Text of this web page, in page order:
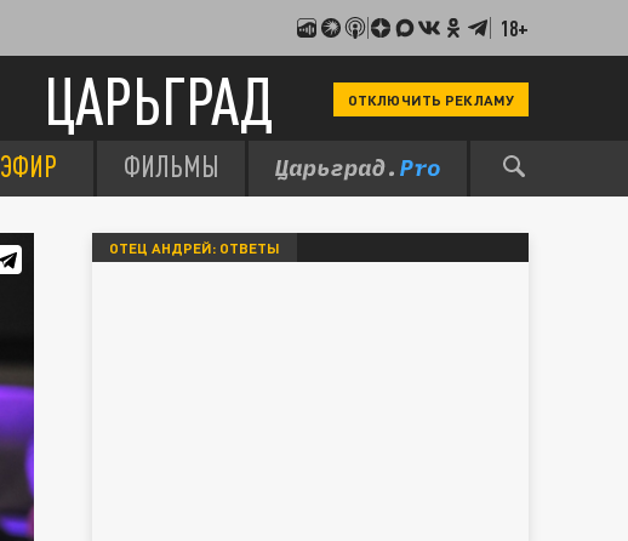
18+
ЦАРЬГРАД ОТКЛЮЧИТЬ РЕКЛАМУ
ЭФИР ФИЛЬМЫ
ОТЕЦ АНДРЕЙ: ОТВЕТЫ